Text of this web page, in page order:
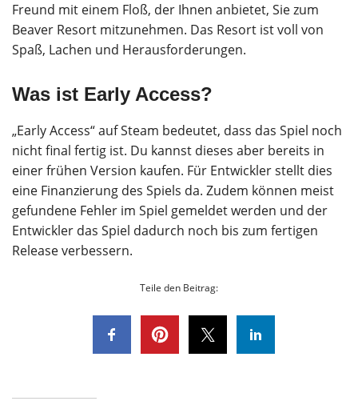
Freund mit einem Floß, der Ihnen anbietet, Sie zum
Beaver Resort mitzunehmen. Das Resort ist voll von
Spaß, Lachen und Herausforderungen.
Was ist Early Access?
„Early Access“ auf Steam bedeutet, dass das Spiel noch
nicht final fertig ist. Du kannst dieses aber bereits in
einer frühen Version kaufen. Für Entwickler stellt dies
eine Finanzierung des Spiels da. Zudem können meist
gefundene Fehler im Spiel gemeldet werden und der
Entwickler das Spiel dadurch noch bis zum fertigen
Release verbessern.
Teile den Beitrag: